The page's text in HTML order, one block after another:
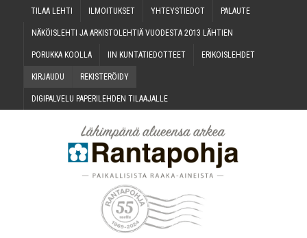
TILAA LEH­TI ILMOI­TUK­SET YHTEYS­TIE­DOT PALAU­TE
NÄKÖIS­LEH­TI JA ARKIS­TO­LEH­TIÄ VUO­DES­TA 2013 LÄHTIEN
PORUK­KA KOOLLA IIN KUN­TA­TIE­DOT­TEET ERI­KOIS­LEH­DET
KIR­JAU­DU REKIS­TE­RÖI­DY
DIGI­PAL­VE­LU PAPE­RI­LEH­DEN TILAAJALLE